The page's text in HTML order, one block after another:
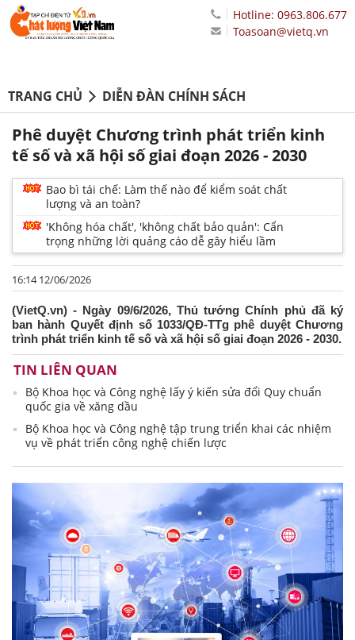
Hotline: 0963.806.677
Toasoan@vietq.vn
TRANG CHỦ DIỄN ĐÀN CHÍNH SÁCH
Phê duyệt Chương trình phát triển kinh
tế số và xã hội số giai đoạn 2026 - 2030
Bao bì tái chế: Làm thế nào để kiểm soát chất
lượng và an toàn?
'Không hóa chất', 'không chất bảo quản': Cẩn
trọng những lời quảng cáo dễ gây hiểu lầm
16:14 12/06/2026
(VietQ.vn) - Ngày 09/6/2026, Thủ tướng Chính phủ đã ký
ban hành Quyết định số 1033/QĐ-TTg phê duyệt Chương
trình phát triển kinh tế số và xã hội số giai đoạn 2026 - 2030.
TIN LIÊN QUAN
Bộ Khoa học và Công nghệ lấy ý kiến sửa đổi Quy chuẩn
quốc gia về xăng dầu
Bộ Khoa học và Công nghệ tập trung triển khai các nhiệm
vụ về phát triển công nghệ chiến lược